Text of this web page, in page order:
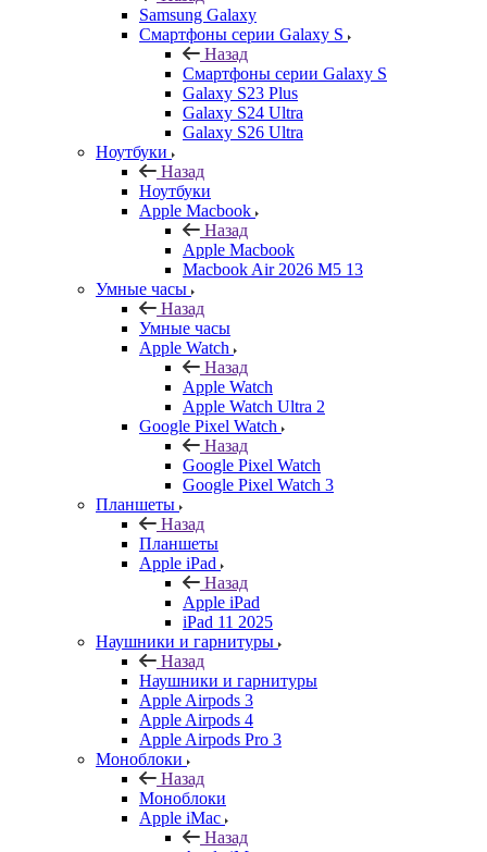
Samsung Galaxy
Смартфоны серии Galaxy S
Назад
Смартфоны серии Galaxy S
Galaxy S23 Plus
Galaxy S24 Ultra
Galaxy S26 Ultra
Ноутбуки
Назад
Ноутбуки
Apple Macbook
Назад
Apple Macbook
Macbook Air 2026 M5 13
Умные часы
Назад
Умные часы
Apple Watch
Назад
Apple Watch
Apple Watch Ultra 2
Google Pixel Watch
Назад
Google Pixel Watch
Google Pixel Watch 3
Планшеты
Назад
Планшеты
Apple iPad
Назад
Apple iPad
iPad 11 2025
Наушники и гарнитуры
Назад
Наушники и гарнитуры
Apple Airpods 3
Apple Airpods 4
Apple Airpods Pro 3
Моноблоки
Назад
Моноблоки
Apple iMac
Назад